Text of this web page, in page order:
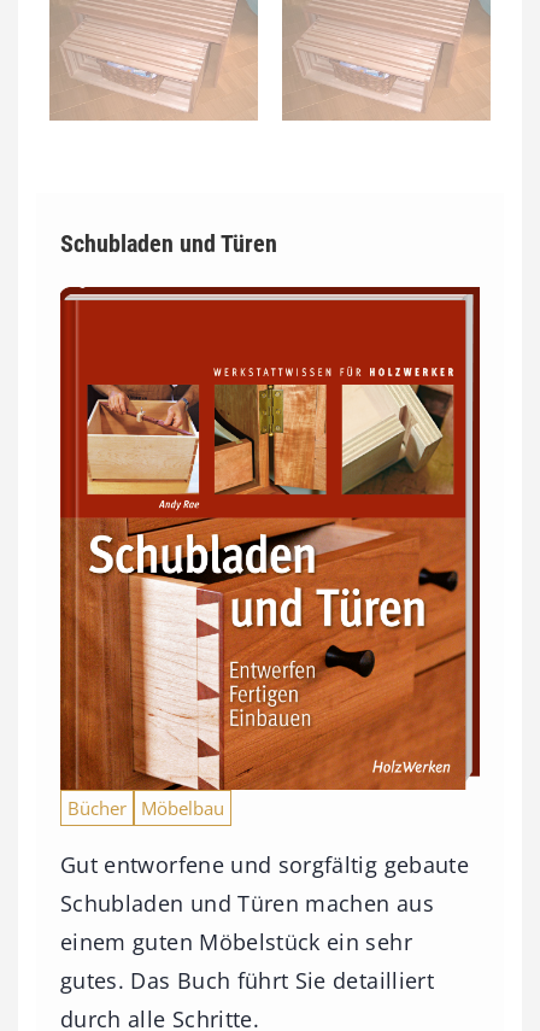
Schubladen und Türen
Bücher Möbelbau
Gut entworfene und sorgfältig gebaute
Schubladen und Türen machen aus
einem guten Möbelstück ein sehr
gutes. Das Buch führt Sie detailliert
durch alle Schritte.